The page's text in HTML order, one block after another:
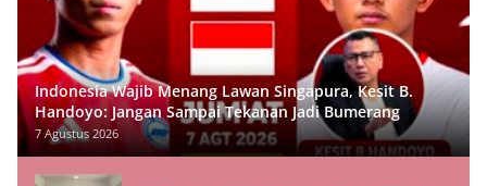
Indonesia Wajib Menang Lawan Singapura, Kesit B.
Handoyo: Jangan Sampai Tekanan Jadi Bumerang
7 Agustus 2026